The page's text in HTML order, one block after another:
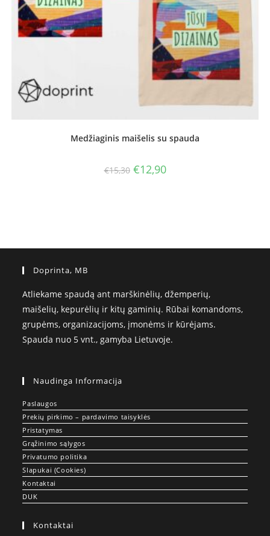
Medžiaginis maišelis su spauda
€15,30 Original
price
€12,90Current
price
Doprinta, MB
Atliekame spaudą ant marškinėlių, džemperių,
maišelių, kepurėlių ir kitų gaminių. Rūbai komandoms,
grupėms, organizacijoms, įmonėms ir kūrėjams.
Spauda nuo 5 vnt., gamyba Lietuvoje.
Naudinga Informacija
Paslaugos
Prekių pirkimo – pardavimo taisyklės
Pristatymas
Grąžinimo sąlygos
Privatumo politika
Slapukai (Cookies)
Kontaktai
DUK
Kontaktai